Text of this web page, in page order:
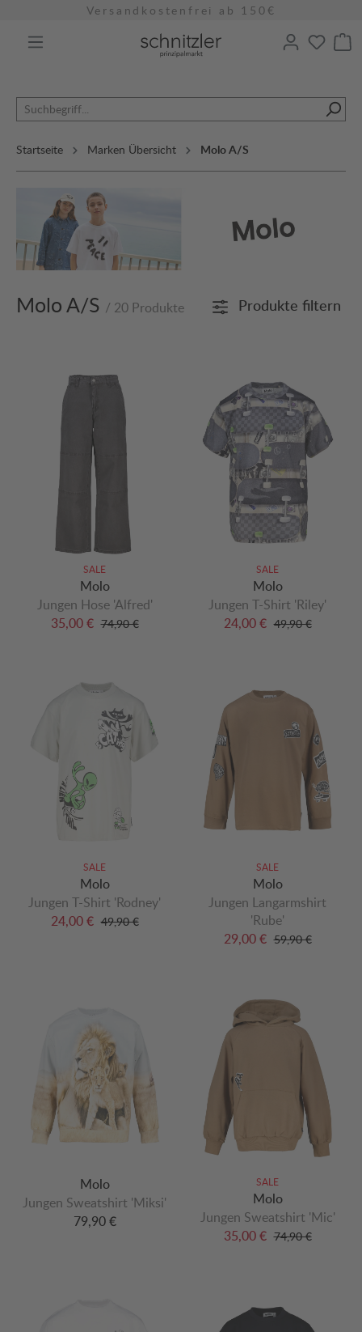
Versandkostenfrei ab 150€
Startseite Marken Übersicht Molo A/S
Molo A/S / 20 Produkte Produkte filtern
SALE
Molo
Jungen Hose 'Alfred'
35,00 € 74,90 €
SALE
Molo
Jungen T-Shirt 'Riley'
24,00 € 49,90 €
SALE
Molo
Jungen T-Shirt 'Rodney'
24,00 € 49,90 €
SALE
Molo
Jungen Langarmshirt
'Rube'
29,00 € 59,90 €
Molo
Jungen Sweatshirt 'Miksi'
79,90 €
SALE
Molo
Jungen Sweatshirt 'Mic'
35,00 € 74,90 €